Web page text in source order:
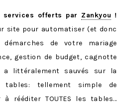
services offerts par Zankyou !
site pour automatiser (et donc
démarches de votre mariage
gestion de budget, cagnotte
a littéralement sauvés sur la
tellement simple de
rééditer TOUTES les tables…